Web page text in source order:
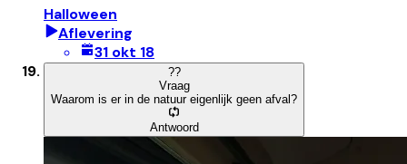
Halloween
Aflevering
31 okt 18
??
Vraag
Waarom is er in de natuur eigenlijk geen afval?
Antwoord